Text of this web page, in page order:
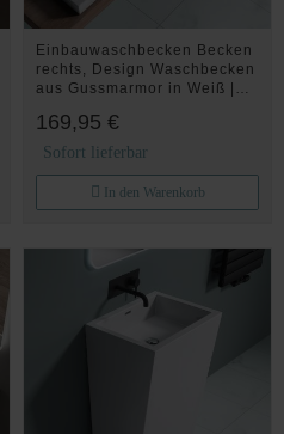
Einbauwaschbecken Becken
rechts, Design Waschbecken
aus Gussmarmor in Weiß |
169,95 €
Sofort lieferbar
In den Warenkorb